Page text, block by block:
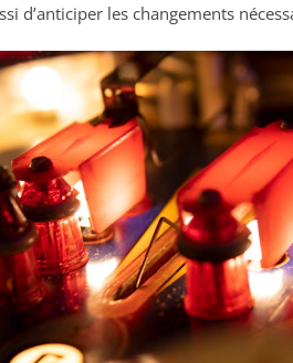
d’anticiper les changements